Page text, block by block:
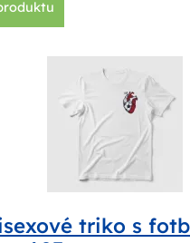
triko s